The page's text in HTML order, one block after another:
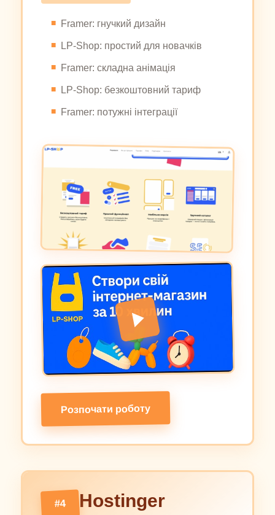
Framer: гнучкий дизайн
LP-Shop: простий для новачків
Framer: складна анімація
LP-Shop: безкоштовний тариф
Framer: потужні інтеграції
Розпочати роботу
#4 Hostinger